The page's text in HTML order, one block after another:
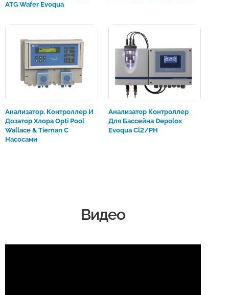
ATG Wafer Evoqua
Анализатор, Контроллер И
Дозатор Хлора Opti Pool
Wallace & Tiernan С
Насосами
Анализатор Контроллер
Для Бассейна Depolox
Evoqua Cl2/pH
Видео